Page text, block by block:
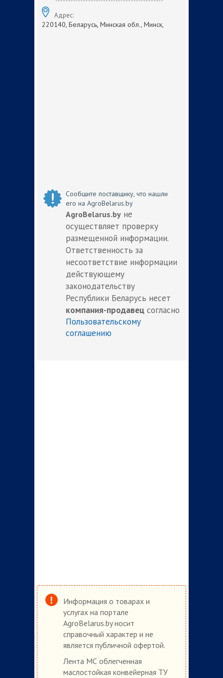
Адрес:
220140, Беларусь, Минская обл., Минск,
Сообщите поставщику, что нашли
его на AgroBelarus.by
AgroBelarus.by не
осуществляет проверку
размещенной информации.
Ответственность за
несоответствие информации
действующему
законодательству
Республики Беларусь несет
компания-продавец согласно
Пользовательскому
соглашению
Информация о товарах и
услугах на портале
AgroBelarus.by носит
справочный характер и не
является публичной офертой.
Лента МС облегченная
маслостойкая конвейерная ТУ